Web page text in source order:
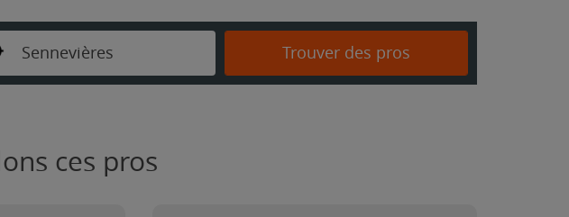
Sennevières Trouver des pros
ces pros